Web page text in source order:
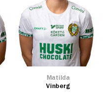
Matilda
Vinberg